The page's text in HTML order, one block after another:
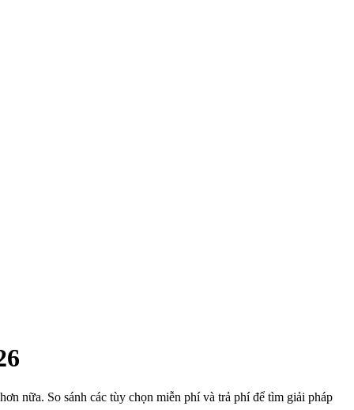
nữa. So sánh các tùy chọn miễn phí và trả phí để tìm giải pháp